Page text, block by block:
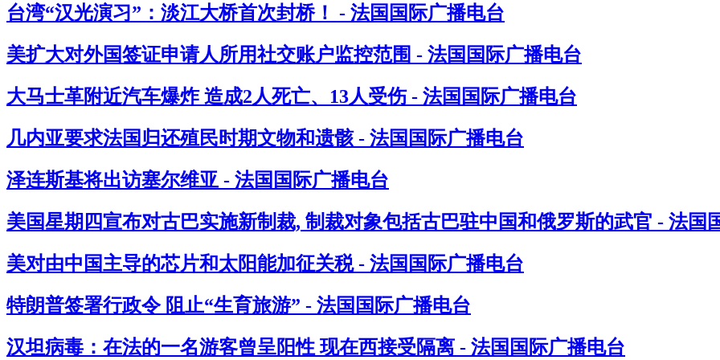
台湾“汉光演习”：淡江大桥首次封桥！ - 法国国际广播电台
美扩大对外国签证申请人所用社交账户监控范围 - 法国国际广播电台
大马士革附近汽车爆炸 造成2人死亡、13人受伤 - 法国国际广播电台
几内亚要求法国归还殖民时期文物和遗骸 - 法国国际广播电台
泽连斯基将出访塞尔维亚 - 法国国际广播电台
美国星期四宣布对古巴实施新制裁, 制裁对象包括古巴驻中国和俄罗斯的武官 - 法国
美对由中国主导的芯片和太阳能加征关税 - 法国国际广播电台
特朗普签署行政令 阻止“生育旅游” - 法国国际广播电台
汉坦病毒：在法的一名游客曾呈阳性 现在西接受隔离 - 法国国际广播电台